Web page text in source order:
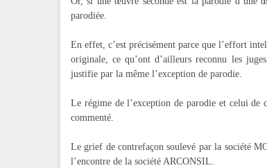
parodiée.
En effet, c’est précisément parce que l’effort
originale, ce qu’ont d’ailleurs reconnu les
justifie par la même l’exception de parodie.
Le régime de l’exception de parodie et celui de
commenté.
Le grief de contrefaçon soulevé par la société
l’encontre de la société ARCONSIL.